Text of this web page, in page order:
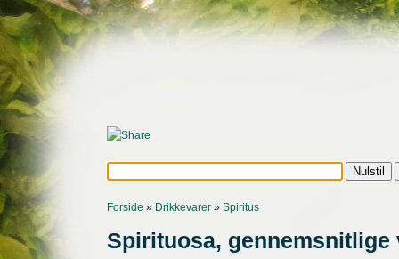
Forside » Drikkevarer » Spiritus
Spirituosa,